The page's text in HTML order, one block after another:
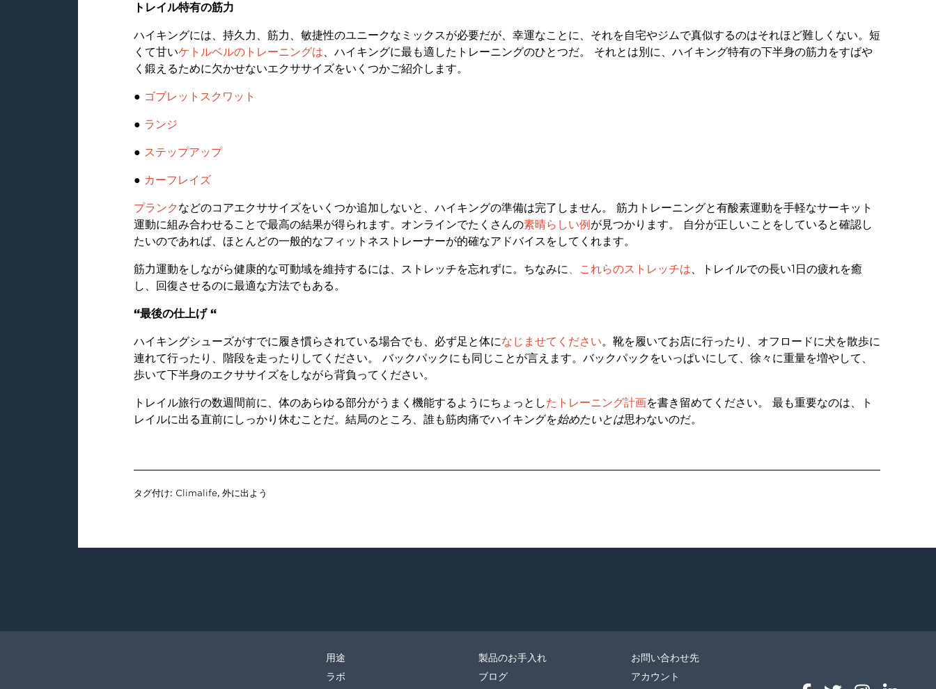
トレイル特有の筋力
ハイキングには、持久力、筋力、敏捷性のユニークなミックスが必要だが、幸運なことに、それを自宅やジムで真似するのはそれほど難しくない。短
くて甘いケトルベルのトレーニングは、ハイキングに最も適したトレーニングのひとつだ。 それとは別に、ハイキング特有の下半身の筋力をすばや
く鍛えるために欠かせないエクササイズをいくつかご紹介します。
● ゴブレットスクワット
● ランジ
● ステップアップ
● カーフレイズ
プランク などのコアエクササイズをいくつか追加しないと、ハイキングの準備は完了しません。 筋力トレーニングと有酸素運動を手軽なサーキット
運動に組み合わせることで最高の結果が得られます。オンラインでたくさんの素晴らしい例が見つかります。 自分が正しいことをしていると確認し
たいのであれば、ほとんどの一般的なフィットネストレーナーが的確なアドバイスをしてくれます。
筋力運動をしながら健康的な可動域を維持するには、ストレッチを忘れずに。ちなみに、これらのストレッチは、トレイルでの長い1日の疲れを癒
し、回復させるのに最適な方法でもある。
“最後の仕上げ “
ハイキングシューズがすでに履き慣らされている場合でも、必ず足と体になじませてください。靴を履いてお店に行ったり、オフロードに犬を散歩に
連れて行ったり、階段を走ったりしてください。 バックパックにも同じことが言えます。バックパックをいっぱいにして、徐々に重量を増やして、
歩いて下半身のエクササイズをしながら背負ってください。
トレイル旅行の数週間前に、体のあらゆる部分がうまく機能するようにちょっとしたトレーニング計画を書き留めてください。 最も重要なのは、ト
レイルに出る直前にしっかり休むことだ。結局のところ、誰も筋肉痛でハイキングを始めたいとは思わないのだ。
タグ付け: Climalife, 外に出よう
用途
ラボ
製品のお手入れ
ブログ
お問い合わせ先
アカウント